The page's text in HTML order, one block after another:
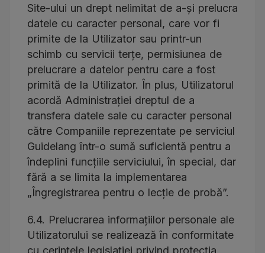
Site-ului un drept nelimitat de a-și prelucra
datele cu caracter personal, care vor fi
primite de la Utilizator sau printr-un
schimb cu servicii terțe, permisiunea de
prelucrare a datelor pentru care a fost
primită de la Utilizator. În plus, Utilizatorul
acordă Administrației dreptul de a
transfera datele sale cu caracter personal
către Companiile reprezentate pe serviciul
Guidelang într-o sumă suficientă pentru a
îndeplini funcțiile serviciului, în special, dar
fără a se limita la implementarea
„Îngregistrarea pentru o lecție de probă”.
6.4. Prelucrarea informațiilor personale ale
Utilizatorului se realizează în conformitate
cu cerințele legislației privind protecția